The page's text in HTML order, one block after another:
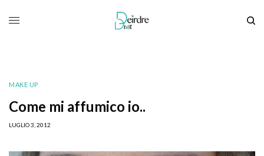
MAKE UP
Come mi affumico io..
LUGLIO 3, 2012